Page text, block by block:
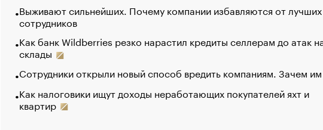
Выживают сильнейших. Почему компании избавляются от лучших
сотрудников
Как банк Wildberries резко нарастил кредиты селлерам до атак
склады
Сотрудники открыли новый способ вредить компаниям. Зачем
Как налоговики ищут доходы неработающих покупателей яхт и
квартир